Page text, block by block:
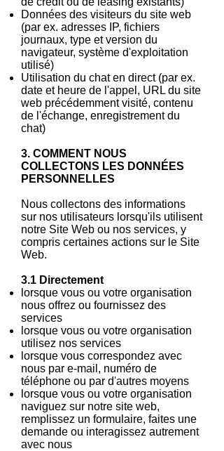
Données des visiteurs du site web
(par ex. adresses IP, fichiers
journaux, type et version du
navigateur, système d'exploitation
utilisé)
Utilisation du chat en direct (par ex.
date et heure de l'appel, URL du site
web précédemment visité, contenu
de l'échange, enregistrement du
chat)
3. COMMENT NOUS
COLLECTONS LES DONNÉES
PERSONNELLES
Nous collectons des informations
sur nos utilisateurs lorsqu'ils utilisent
notre Site Web ou nos services, y
compris certaines actions sur le Site
Web.
3.1 Directement
lorsque vous ou votre organisation
nous offrez ou fournissez des
services
lorsque vous ou votre organisation
utilisez nos services
lorsque vous correspondez avec
nous par e-mail, numéro de
téléphone ou par d'autres moyens
lorsque vous ou votre organisation
naviguez sur notre site web,
remplissez un formulaire, faites une
demande ou interagissez autrement
avec nous